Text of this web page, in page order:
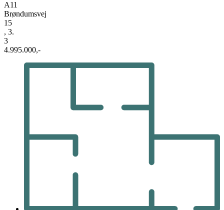
A11
Brøndumsvej
15
, 3.
3
4.995.000,-